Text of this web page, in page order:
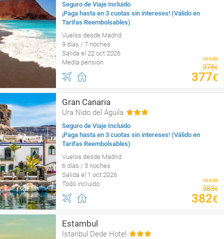
Seguro de Viaje Incluido
¡Paga hasta en 3 cuotas sin intereses! (Válido en
Tarifas Reembolsables)
Vuelos desde Madrid
9 días / 7 noches
Salida el 22 oct 2026
Media pensión
desde
378€
377€
Gran Canaria
Ura Nido del Águila
Seguro de Viaje Incluido
¡Paga hasta en 3 cuotas sin intereses! (Válido en
Tarifas Reembolsables)
Vuelos desde Madrid
6 días / 5 noches
Salida el 1 oct 2026
Todo incluido
desde
383€
382€
Estambul
İstanbul Dede Hotel